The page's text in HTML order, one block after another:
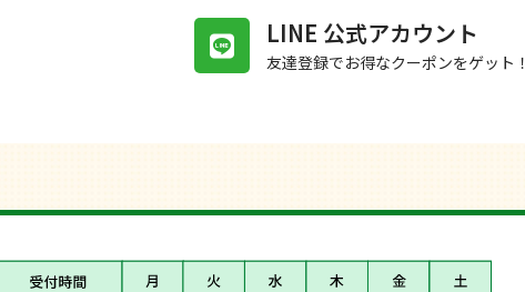
LINE 公式アカウント
友達登録でお得なクーポンをゲット！